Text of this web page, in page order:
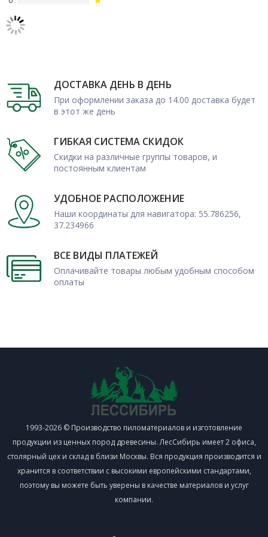
Наша компания предлагает заказать пиломатериалы
отличного качества по невысокой цене – оформите покупку
оптом или в розницу онлайн. После оплаты гарантируется
предусмотрены особые условия при покупке крупных партий.
ДОСТАВКА ДЕНЬ В ДЕНЬ
При оформлении заказа до 14.00 доставка будет
в этот же день
ГИБКАЯ СИСТЕМА СКИДОК
Скидки на различные группы товаров, и
постоянным клиентам
УДОБНОЕ РАСПОЛОЖЕНИЕ
Наши координаты для навигатора: 55.786256,
37.234966
ВСЕ ВИДЫ ПЛАТЕЖЕЙ
Оплачивайте товары любым удобным способом
оплаты
1993-2026 © Производство пиломатериалов и изготовление
продукции из ценных пород древесины. ЛесСибирь имеет 2 офиса,
столярный цех и склад в близи Москвы. Вся продукция производится и
хранится в соответствии с высокими европейскими стандартами,
поэтому вы можете быть уверены в качестве материалов и услуг
компании.